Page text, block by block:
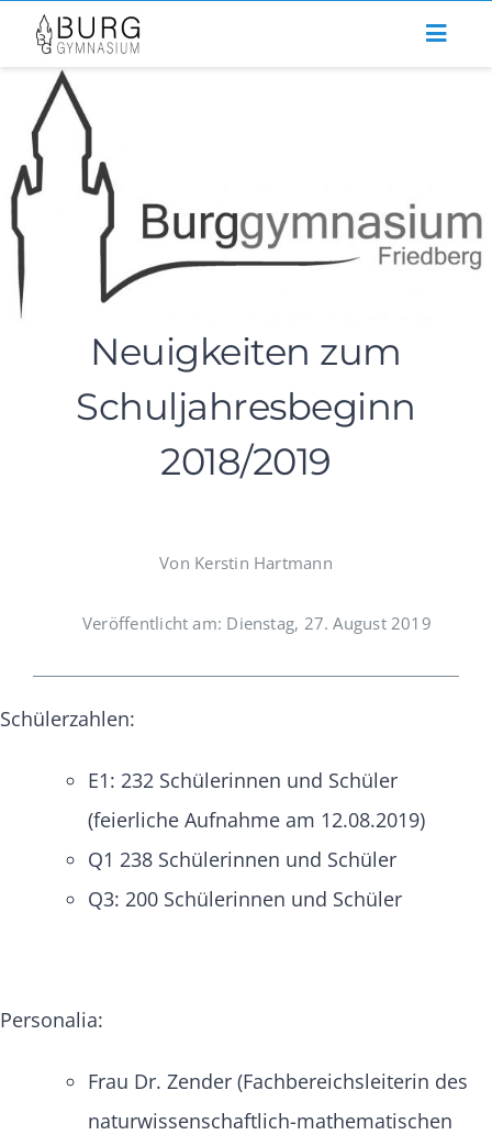
Zum
Inhalt
springen
Neuigkeiten zum
Schuljahresbeginn
2018/2019
Von Kerstin Hartmann
Veröffentlicht am: Dienstag, 27. August 2019
Schülerzahlen:
E1: 232 Schülerinnen und Schüler
(feierliche Aufnahme am 12.08.2019)
Q1 238 Schülerinnen und Schüler
Q3: 200 Schülerinnen und Schüler
Personalia:
Frau Dr. Zender (Fachbereichsleiterin des
naturwissenschaftlich-mathematischen